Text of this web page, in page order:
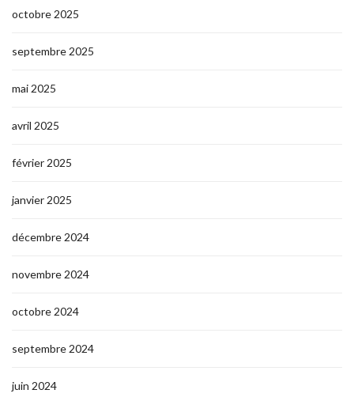
octobre 2025
septembre 2025
mai 2025
avril 2025
février 2025
janvier 2025
décembre 2024
novembre 2024
octobre 2024
septembre 2024
juin 2024